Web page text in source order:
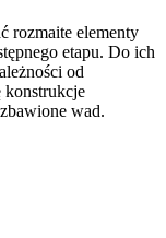
rozmaite elementy
etapu. Do ich
od
konstrukcje
wad.